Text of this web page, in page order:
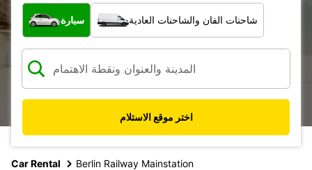
ما نوع المركبة؟
سيارة شاحنات الفان والشاحنات العادية
اختر موقع الاستلام
Car Rental Berlin Railway Mainstation